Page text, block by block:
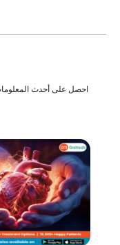
احصل على أحدث